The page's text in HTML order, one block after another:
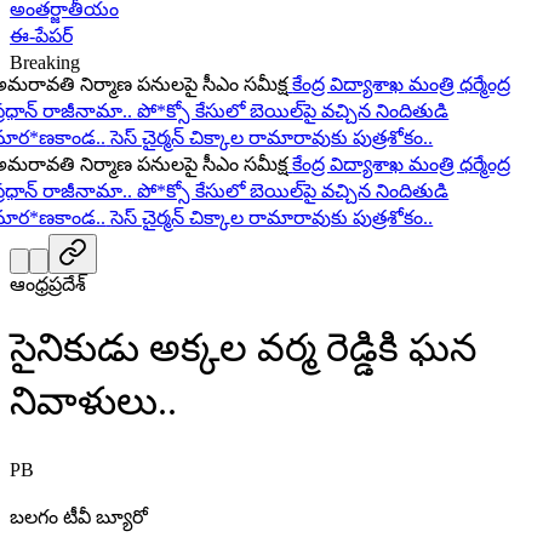
అంతర్జాతీయం
ఈ-పేపర్
Breaking
నిర్మాణ పనులపై సీఎం సమీక్ష కేంద్ర విద్యాశాఖ మంత్రి ధర్మేంద్ర
రాజీనామా.. పో*క్సో కేసులో బెయిల్‌పై వచ్చిన నిందితుడి
సెస్ చైర్మన్ చిక్కాల రామారావుకు పుత్రశోకం..
నిర్మాణ పనులపై సీఎం సమీక్ష కేంద్ర విద్యాశాఖ మంత్రి ధర్మేంద్ర
రాజీనామా.. పో*క్సో కేసులో బెయిల్‌పై వచ్చిన నిందితుడి
సెస్ చైర్మన్ చిక్కాల రామారావుకు పుత్రశోకం..
ఆంధ్రప్రదేశ్
సైనికుడు అక్కల వర్మ రెడ్డికి ఘన
నివాళులు..
PB
బలగం టీవీ బ్యూరో